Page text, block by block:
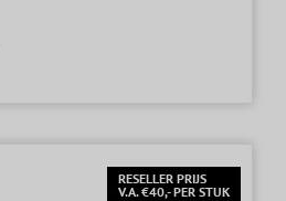
RESELLER PRIJS
V.A. €40,- PER STUK